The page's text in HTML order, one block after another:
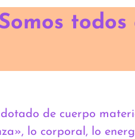
todos
de cuerpo
lo corporal, lo